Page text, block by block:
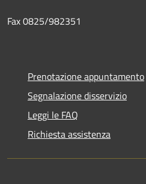
Fax 0825/982351
Prenotazione appuntamento
Segnalazione disservizio
Leggi le FAQ
Richiesta assistenza